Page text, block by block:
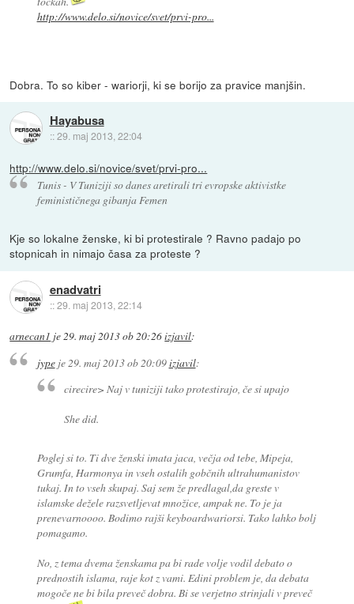
http://www.delo.si/novice/svet/prvi-pro...
Dobra. To so kiber - wariorji, ki se borijo za pravice manjšin.
Hayabusa
::29. maj 2013, 22:04
http://www.delo.si/novice/svet/prvi-pro...
Tunis - V Tuniziji so danes aretirali tri evropske aktivistke
feminističnega gibanja Femen
Kje so lokalne ženske, ki bi protestirale ? Ravno padajo po
stopnicah in nimajo časa za proteste ?
enadvatri
::29. maj 2013, 22:14
arnecan1 je29. maj 2013 ob 20:26izjavil:
jypeje29. maj 2013 ob 20:09izjavil:
cirecire> Naj v tuniziji tako protestirajo, če si upajo
She did.
Poglej si to. Ti dve ženski imata jaca, večja od tebe, Mipeja,
Grumfa, Harmonya in vseh ostalih gobčnih ultrahumanistov
tukaj. In to vseh skupaj. Saj sem že predlagal,da greste v
islamske dežele razsvetljevat množice, ampak ne. To je ja
prenevarnoooo. Bodimo rajši keyboardwariorsi. Tako lahko bolj
pomagamo.
No, z tema dvema ženskama pa bi rade volje vodil debato o
prednostih islama, raje kot z vami. Edini problem je, da debata
mogoče ne bi bila preveč dobra. Bi se verjetno strinjali v preveč